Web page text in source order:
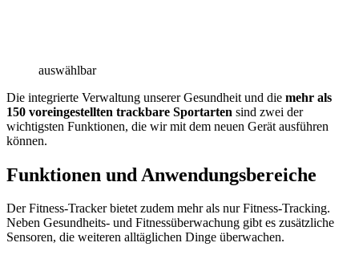
auswählbar
Die integrierte Verwaltung unserer Gesundheit und die mehr als
150 voreingestellten trackbare Sportarten sind zwei der
wichtigsten Funktionen, die wir mit dem neuen Gerät ausführen
können.
Funktionen und Anwendungsbereiche
Der Fitness-Tracker bietet zudem mehr als nur Fitness-Tracking.
Neben Gesundheits- und Fitnessüberwachung gibt es zusätzliche
Sensoren, die weiteren alltäglichen Dinge überwachen.